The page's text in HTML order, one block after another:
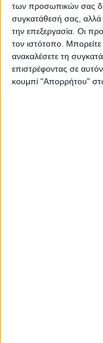
των προσωπικών σας
συγκατάθεσή σας, αλλά
την επεξεργασία. Οι
τον ιστότοπο. Μπορείτε
ανακαλέσετε τη
επιστρέφοντας σε
κουμπί "Απορρήτου"